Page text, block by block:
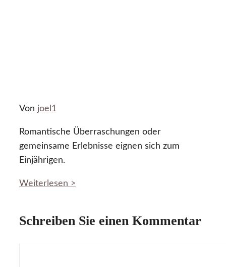
Von joel1
Romantische Überraschungen oder
gemeinsame Erlebnisse eignen sich zum
Einjährigen.
Weiterlesen >
Schreiben Sie einen Kommentar